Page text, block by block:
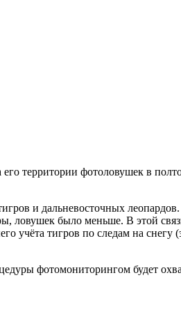
территории фотоловушек в
и дальневосточных
ловушек было меньше. В этой
тигров по следам на снегу
фотомониторингом будет